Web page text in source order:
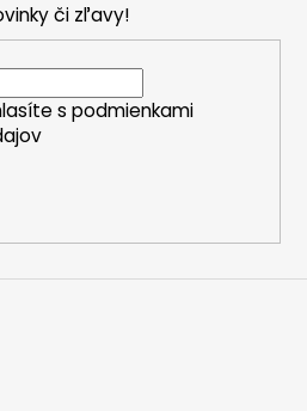
či zľavy!
s podmienkami